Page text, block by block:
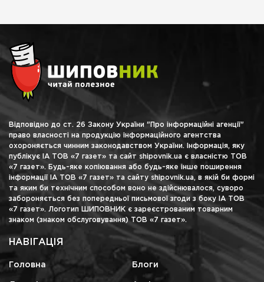
Відповідно до ст. 26 Закону України "Про інформаційні агенції"
право власності на продукцію інформаційного агентства
охороняється чинним законодавством України. Інформація, яку
публікує ІА ТОВ «7 газет» та сайт shipovnik.ua є власністю ТОВ
«7 газет». Будь-яке копіювання або будь-яке інше поширення
інформації ІА ТОВ «7 газет» та сайту shipovnik.ua, в якій би формі
та яким би технічним способом воно не здійснювалося, суворо
забороняється без попередньої письмової згоди з боку ІА ТОВ
«7 газет». Логотип ШИПОВНИК є зареєстрованим товарним
знаком (знаком обслуговування) ТОВ «7 газет».
НАВІГАЦІЯ
Головна Блоги